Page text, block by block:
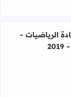
الرياضيات - الفصل
الرياضيات -